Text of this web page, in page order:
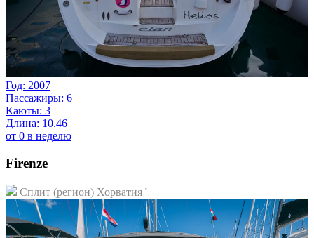
Год: 2007
Пассажиры: 6
Каюты: 3
Длина: 10.46
от 0 в неделю
Firenze
Сплит (регион) Хорватия '